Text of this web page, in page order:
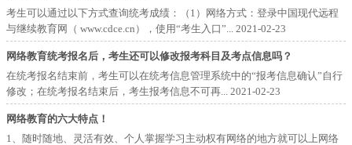
考生可以通过以下方式查询统考成绩：（1）网络方式：登录中国现代远程
与继续教育网（ www.cdce.cn），使用“考生入口”... 2021-02-23
网络教育统考报名后，考生还可以修改报考科目及考点信息吗？
在统考报名结束前，考生可以在统考信息管理系统中的“报考信息确认”自行
修改；在统考报名结束后，考生报考信息不可再... 2021-02-23
网络教育的六大特点！
1、随时随地、灵活有效、个人掌握学习主动权有网络的地方就可以上网络